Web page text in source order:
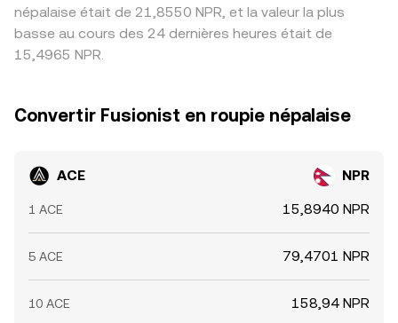
népalaise était de 21,8550 NPR, et la valeur la plus
basse au cours des 24 dernières heures était de
15,4965 NPR.
Convertir Fusionist en roupie népalaise
ACE NPR
1 ACE 15,8940 NPR
5 ACE 79,4701 NPR
10 ACE 158,94 NPR